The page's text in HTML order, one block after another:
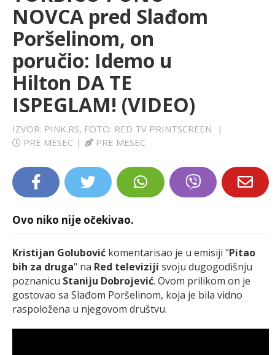
SPORT
LIFESTYLE
EXTRA
NOVCA pred Slađom
Poršelinom, on
poručio: Idemo u
Hilton DA TE
ISPEGLAM! (VIDEO)
IZVOR: PINK.RS, FOTO: RED TV PRINTSCREEN
|
PRE MESEC | PRE MESEC
Ovo niko nije očekivao.
Kristijan Golubović komentarisao je u emisiji "Pitao
bih za druga" na Red televiziji svoju dugogodišnju
poznanicu Staniju Dobrojević. Ovom prilikom on je
gostovao sa Slađom Poršelinom, koja je bila vidno
raspoložena u njegovom društvu.